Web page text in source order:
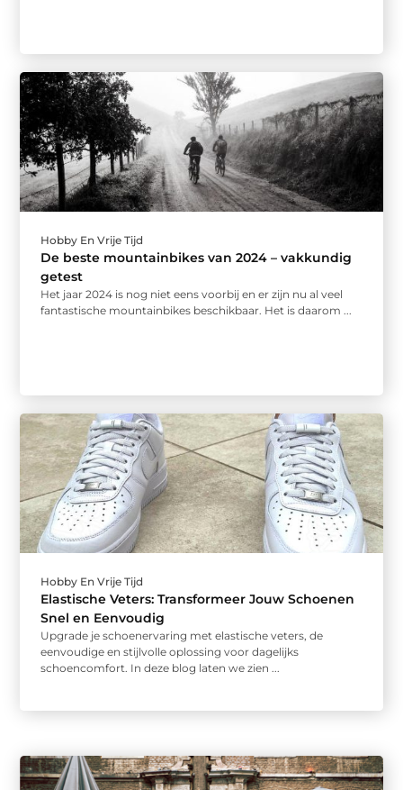
Hobby En Vrije Tijd
De beste mountainbikes van 2024 – vakkundig
getest
Het jaar 2024 is nog niet eens voorbij en er zijn nu al veel
fantastische mountainbikes beschikbaar. Het is daarom ...
Hobby En Vrije Tijd
Elastische Veters: Transformeer Jouw Schoenen
Snel en Eenvoudig
Upgrade je schoenervaring met elastische veters, de
eenvoudige en stijlvolle oplossing voor dagelijks
schoencomfort. In deze blog laten we zien ...